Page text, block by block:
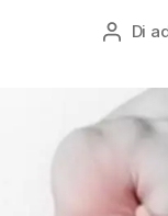
Di